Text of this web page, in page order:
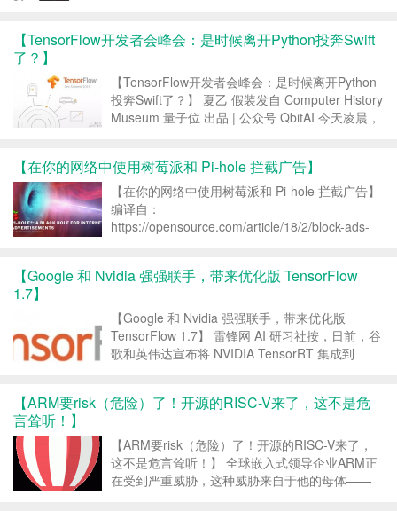
显示器接口具有重要作用。尤其是 用户和雇主
【TensorFlow开发者会峰会：是时候离开Python投奔Swift
了？】
【TensorFlow开发者会峰会：是时候离开Python
投奔Swift了？】 夏乙 假装发自 Computer History
Museum 量子位 出品 | 公众号 QbitAI 今天凌晨，
【在你的网络中使用树莓派和 Pi-hole 拦截广告】
【在你的网络中使用树莓派和 Pi-hole 拦截广告】
编译自：
https://opensource.com/article/18/2/block-ads-
【Google 和 Nvidia 强强联手，带来优化版 TensorFlow
1.7】
【Google 和 Nvidia 强强联手，带来优化版
TensorFlow 1.7】 雷锋网 AI 研习社按，日前，谷
歌和英伟达宣布将 NVIDIA TensorRT 集成到
【ARM要risk（危险）了！开源的RISC-V来了，这不是危
言耸听！】
【ARM要risk（危险）了！开源的RISC-V来了，
这不是危言耸听！】 全球嵌入式领导企业ARM正
在受到严重威胁，这种威胁来自于他的母体——